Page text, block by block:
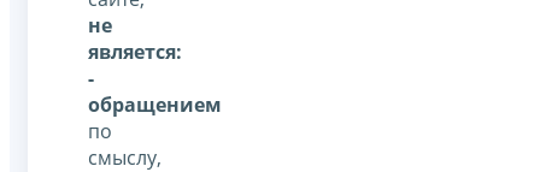
не
является:
-
обращением
по
смыслу,